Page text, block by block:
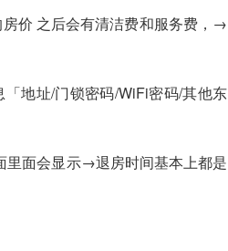
价 之后会有清洁费和服务费，→
地址/门锁密码/WiFi密码/其他东
里面会显示→退房时间基本上都是